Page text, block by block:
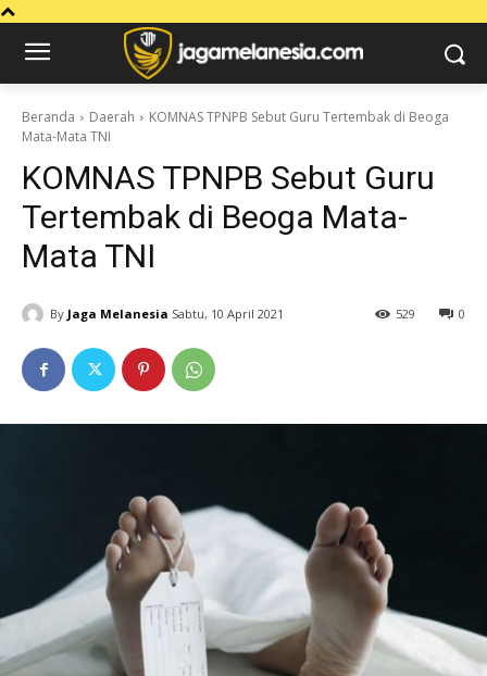
Beranda Daerah
KOMNAS TPNPB Sebut Guru Tertembak di Beoga
Mata-Mata TNI
KOMNAS TPNPB Sebut Guru
Tertembak di Beoga Mata-
Mata TNI
By Jaga Melanesia Sabtu, 10 April 2021 0
529